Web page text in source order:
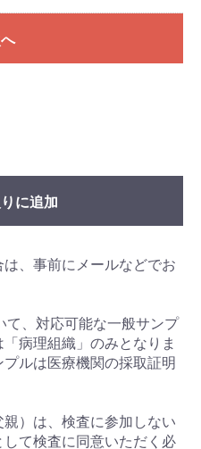
に追加
、事前にメールなどでお
、対応可能な一般サンプ
病理組織」のみとなりま
ルは医療機関の採取証明
）は、検査に参加しない
て検査に同意いただく必